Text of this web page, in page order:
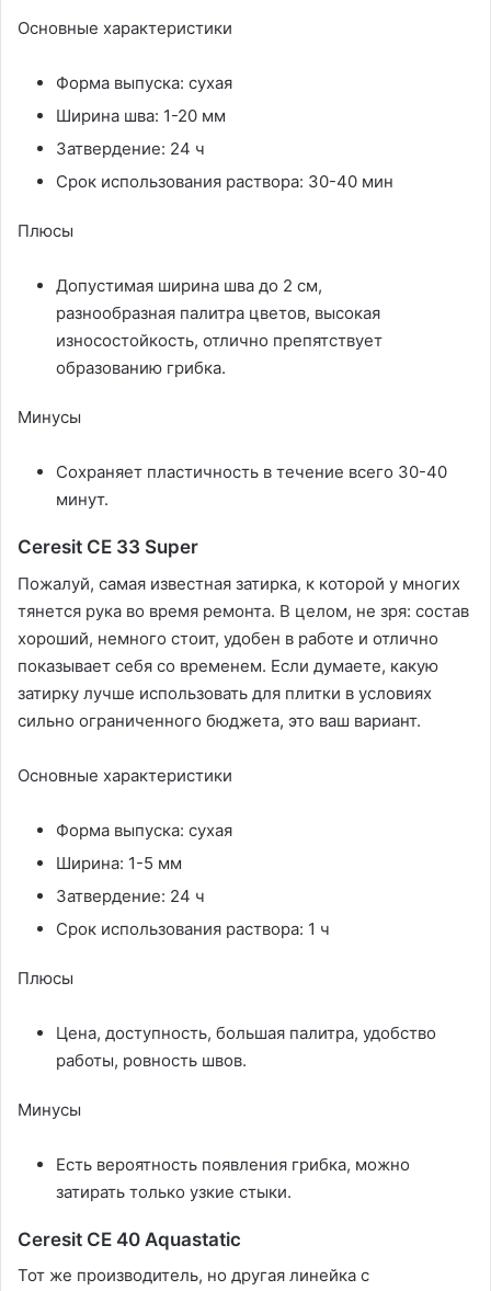
Основные характеристики
Форма выпуска: сухая
Ширина шва: 1-20 мм
Затвердение: 24 ч
Срок использования раствора: 30-40 мин
Плюсы
Допустимая ширина шва до 2 см,
разнообразная палитра цветов, высокая
износостойкость, отлично препятствует
образованию грибка.
Минусы
Сохраняет пластичность в течение всего 30-40
минут.
Ceresit CE 33 Super
Пожалуй, самая известная затирка, к которой у многих
тянется рука во время ремонта. В целом, не зря: состав
хороший, немного стоит, удобен в работе и отлично
показывает себя со временем. Если думаете, какую
затирку лучше использовать для плитки в условиях
сильно ограниченного бюджета, это ваш вариант.
Основные характеристики
Форма выпуска: сухая
Ширина: 1-5 мм
Затвердение: 24 ч
Срок использования раствора: 1 ч
Плюсы
Цена, доступность, большая палитра, удобство
работы, ровность швов.
Минусы
Есть вероятность появления грибка, можно
затирать только узкие стыки.
Ceresit СЕ 40 Aquastatic
Тот же производитель, но другая линейка с